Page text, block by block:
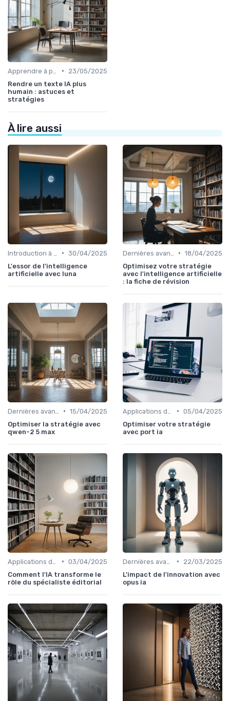
•
23/05/2025
Rendre un texte IA plus
humain : astuces et
stratégies
À lire aussi
• 30/04/2025
L'essor de l'intelligence
artificielle avec luna
• 18/04/2025
Optimisez votre stratégie
avec l'intelligence artificielle
: la fiche de révision
• 15/04/2025
Optimiser la stratégie avec
qwen-2 5 max
• 05/04/2025
Optimiser votre stratégie
avec port ia
• 03/04/2025
Comment l'IA transforme le
rôle du spécialiste éditorial
•
22/03/2025
L'impact de l'innovation avec
opus ia